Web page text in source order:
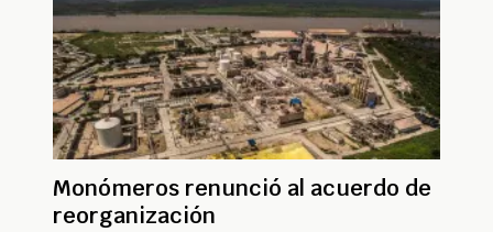
Monómeros renunció al acuerdo de
reorganización